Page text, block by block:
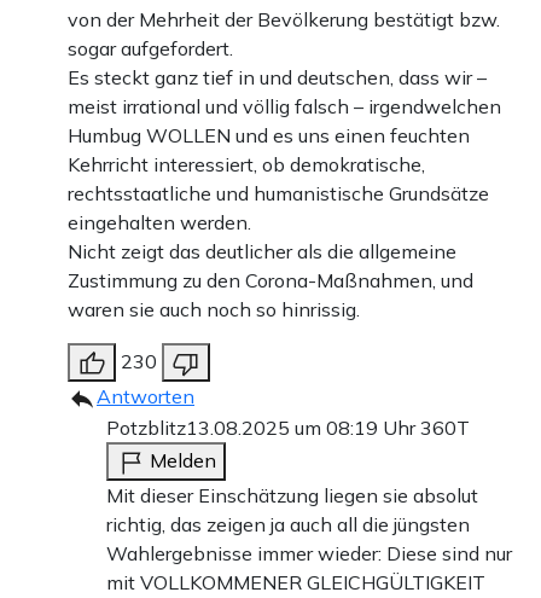
von der Mehrheit der Bevölkerung bestätigt bzw.
sogar aufgefordert.
Es steckt ganz tief in und deutschen, dass wir –
meist irrational und völlig falsch – irgendwelchen
Humbug WOLLEN und es uns einen feuchten
Kehrricht interessiert, ob demokratische,
rechtsstaatliche und humanistische Grundsätze
eingehalten werden.
Nicht zeigt das deutlicher als die allgemeine
Zustimmung zu den Corona-Maßnahmen, und
waren sie auch noch so hinrissig.
230
Antworten
Potzblitz13.08.2025 um 08:19 Uhr360T
Melden
Mit dieser Einschätzung liegen sie absolut
richtig, das zeigen ja auch all die jüngsten
Wahlergebnisse immer wieder: Diese sind nur
mit VOLLKOMMENER GLEICHGÜLTIGKEIT